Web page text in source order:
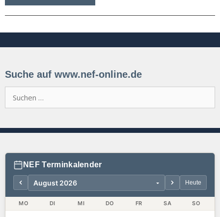
Suche auf www.nef-online.de
nach:
NEF Terminkalender
Heute
MO DI MI DO FR SA SO